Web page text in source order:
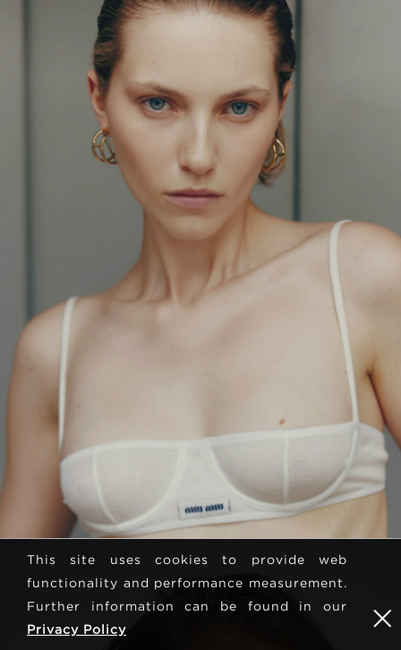
This site uses cookies to provide web
functionality and performance measurement.
Further information can be found in our
Privacy Policy